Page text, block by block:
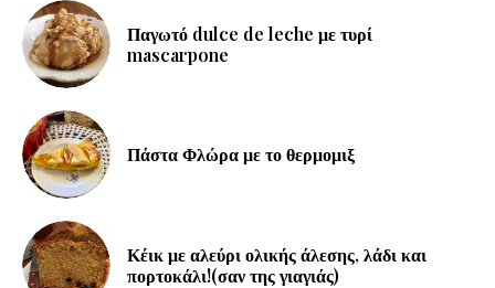
Παγωτό dulce de leche με τυρί
mascarpone
Πάστα Φλώρα με το θερμομιξ
Κέικ με αλεύρι ολικής άλεσης, λάδι και
πορτοκάλι!(σαν της γιαγιάς)